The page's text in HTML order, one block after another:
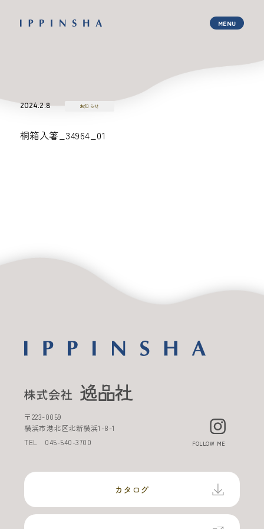
2024.2.8 お知らせ
桐箱入箸_34964_01
〒223-0059
横浜市港北区北新横浜1-8-1
TEL 045-540-3700 FOLLOW ME
カタログ